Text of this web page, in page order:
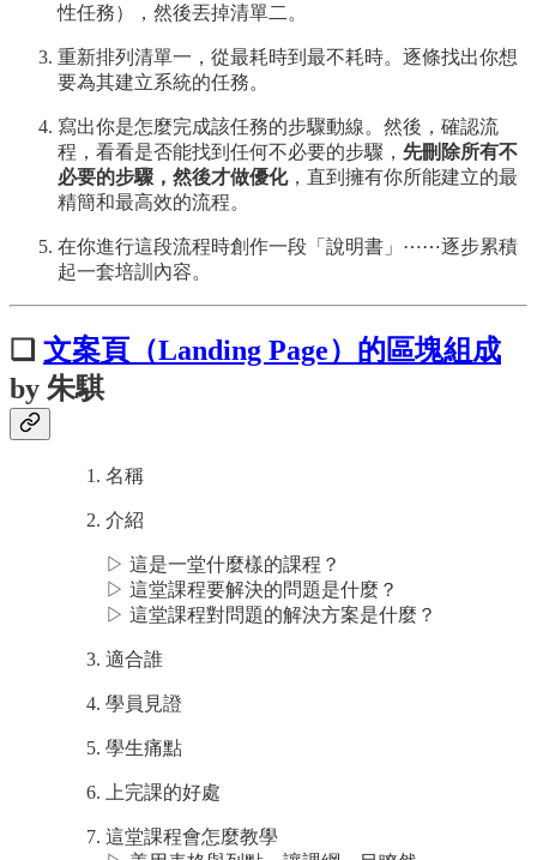
性任務），然後丟掉清單二。
重新排列清單一，從最耗時到最不耗時。逐條找出你想
要為其建立系統的任務。
寫出你是怎麼完成該任務的步驟動線。然後，確認流
程，看看是否能找到任何不必要的步驟， 先刪除所有不
必要的步驟，然後才做優化，直到擁有你所能建立的最
精簡和最高效的流程。
在你進行這段流程時創作一段「說明書」⋯⋯逐步累積
起一套培訓內容。
❏ 文案頁（Landing Page）的區塊組成
by 朱騏
​名稱
介紹
▷ 這是一堂什麼樣的課程？
▷ 這堂課程要解決的問題是什麼？
▷ 這堂課程對問題的解決方案是什麼？
適合誰
學員見證
學生痛點
上完課的好處
這堂課程會怎麼教學